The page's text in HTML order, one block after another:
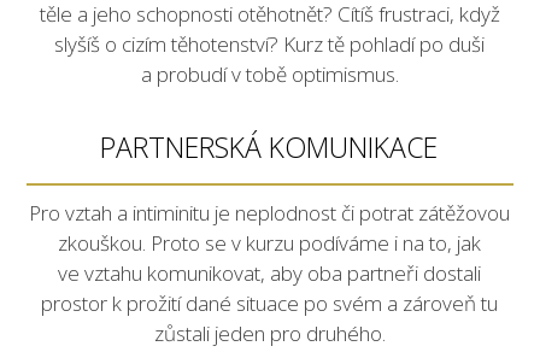
těle a jeho schopnosti otěhotnět? Cítíš frustraci, když
slyšíš o cizím těhotenství? Kurz tě pohladí po duši
a probudí v tobě optimismus.
PARTNERSKÁ KOMUNIKACE
Pro vztah a intiminitu je neplodnost či potrat zátěžovou
zkouškou. Proto se v kurzu podíváme i na to, jak
ve vztahu komunikovat, aby oba partneři dostali
prostor k prožití dané situace po svém a zároveň tu
zůstali jeden pro druhého.